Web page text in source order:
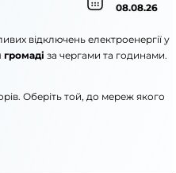
08.08.26
відключень електроенергії у
громаді за чергами та годинами.
Оберіть той, до мереж якого